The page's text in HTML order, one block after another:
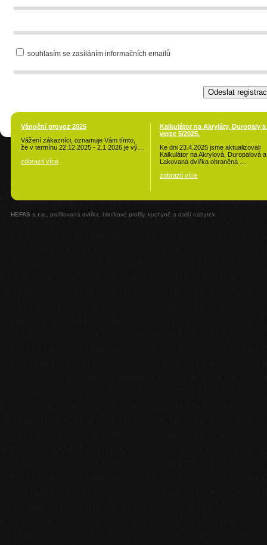
souhlasím se zasíláním informačních emailů
Vánoční provoz 2025
Vážení zákazníci, oznamuje Vám tímto,
že v termínu 22.12.2025 - 2.1.2026 je vý…
zobrazit více
Kalkulátor na Akryláty, Duropaly a
verze 5/2025.
Ke dni 23.4.2025 jsme aktualizovali
Kalkulátor na Akrylová, Duropalová a
Lakovaná dvířka ohraněná …
zobrazit více
HEFAS s.r.o. , profilovaná dvířka, hliníkové profily, kuchyně a další nábytek